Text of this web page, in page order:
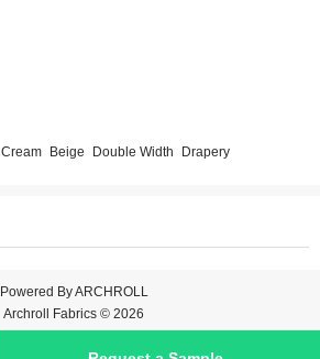
Cream Beige Double Width Drapery
Powered ByARCHROLL
Archroll Fabrics © 2026